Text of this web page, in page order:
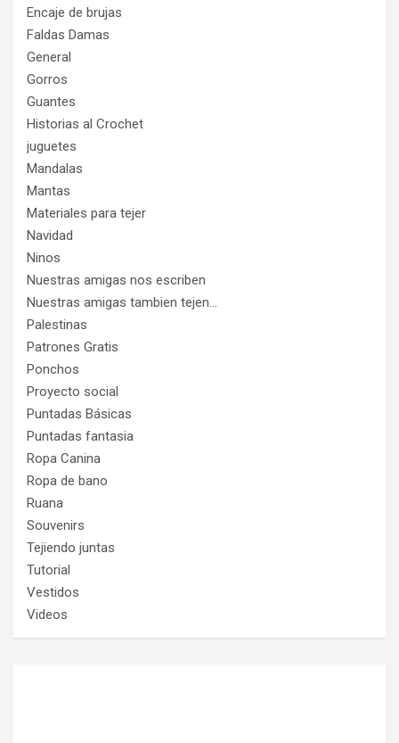
Encaje de brujas
Faldas Damas
General
Gorros
Guantes
Historias al Crochet
juguetes
Mandalas
Mantas
Materiales para tejer
Navidad
Ninos
Nuestras amigas nos escriben
Nuestras amigas tambien tejen…
Palestinas
Patrones Gratis
Ponchos
Proyecto social
Puntadas Básicas
Puntadas fantasia
Ropa Canina
Ropa de bano
Ruana
Souvenirs
Tejiendo juntas
Tutorial
Vestidos
Videos